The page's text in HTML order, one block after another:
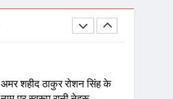
शहीद ठाकुर रोशन सिंह के नाम पर
नाम पर स्वरूप रानी नेहरू
चिकित्सालय का नामकरण करने